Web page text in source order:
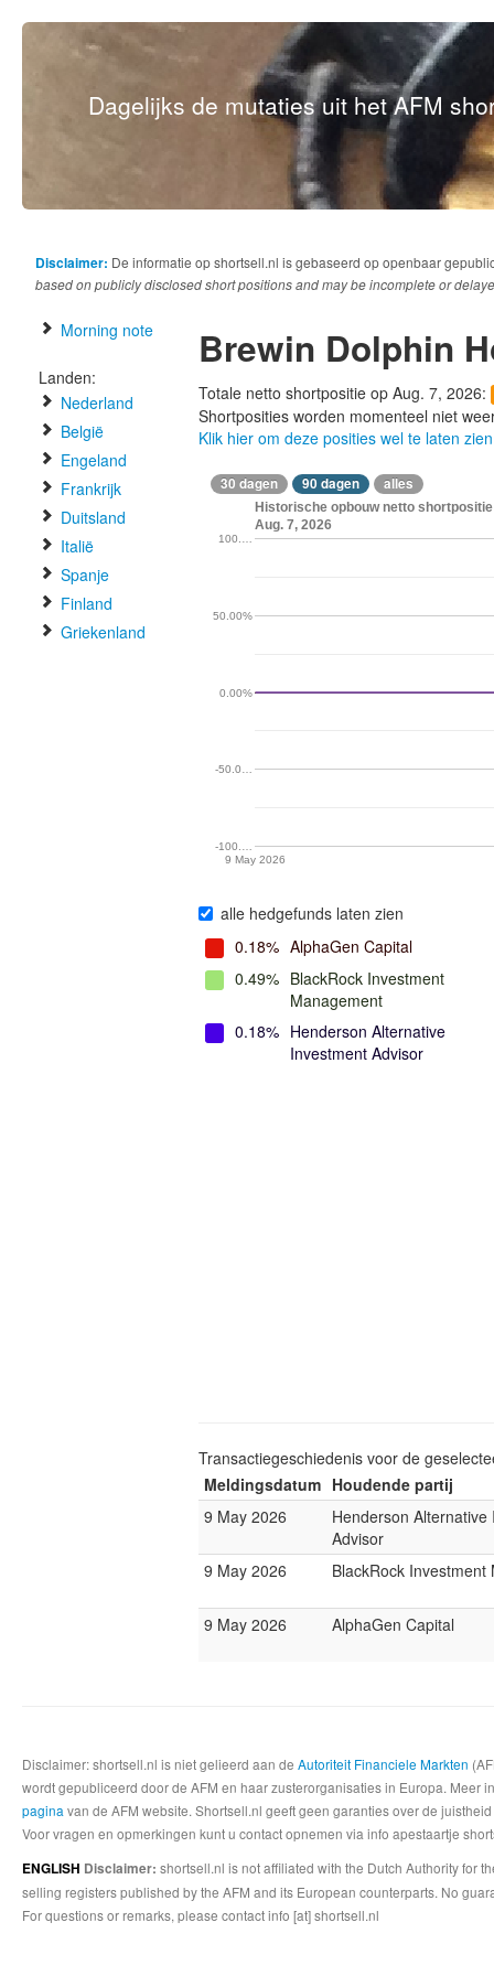
Dagelijks de mutaties uit het AFM
Disclaimer: De informatie op shortsell.nl is gebaseerd op openbaar
based on publicly disclosed short positions and may be incomplete or
Morning note
Landen:
Nederland
België
Engeland
Frankrijk
Duitsland
Italië
Spanje
Finland
Griekenland
Brewin Dolphin
Totale netto shortpositie op Aug. 7, 2026:
Shortposities worden momenteel niet
Klik hier om deze posities wel te laten zien
30 dagen 90 dagen alles
Historische opbouw netto
Aug. 7, 2026
9 May 2026
-100.…
-50.0…
0.00%
50.00%
100.…
alle hedgefunds laten zien
0.18% AlphaGen Capital
0.49% BlackRock Investment
Management
0.18% Henderson Alternative
Investment Advisor
Transactiegeschiedenis voor de
Meldingsdatum Houdende partij
9 May 2026
Henderson Alternative
Advisor
9 May 2026
BlackRock Investment
9 May 2026 AlphaGen Capital
Disclaimer: shortsell.nl is niet gelieerd aan de Autoriteit Financiele Markten
wordt gepubliceerd door de AFM en haar zusterorganisaties in Europa.
pagina van de AFM website. Shortsell.nl geeft geen garanties over de
Voor vragen en opmerkingen kunt u contact opnemen via info apestaartje
ENGLISH Disclaimer: shortsell.nl is not affiliated with the Dutch Authority for
selling registers published by the AFM and its European counterparts. No
For questions or remarks, please contact info [at] shortsell.nl